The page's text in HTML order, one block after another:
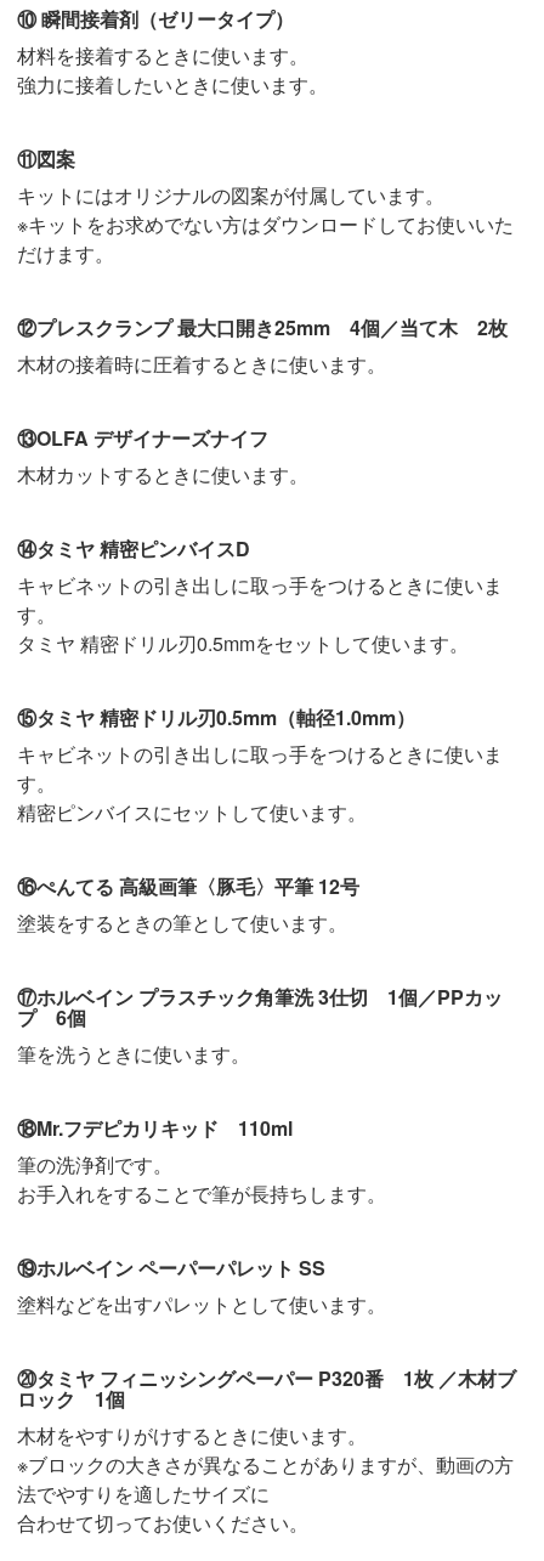
⑩ 瞬間接着剤（ゼリータイプ）
材料を接着するときに使います。
強力に接着したいときに使います。
⑪図案
キットにはオリジナルの図案が付属しています。
※キットをお求めでない方はダウンロードしてお使いいた
だけます。
⑫プレスクランプ 最大口開き25mm 4個／当て木 2枚
木材の接着時に圧着するときに使います。
⑬OLFA デザイナーズナイフ
木材カットするときに使います。
⑭タミヤ 精密ピンバイスD
キャビネットの引き出しに取っ手をつけるときに使いま
す。
タミヤ 精密ドリル刃0.5mmをセットして使います。
⑮タミヤ 精密ドリル刃0.5mm（軸径1.0mm）
キャビネットの引き出しに取っ手をつけるときに使いま
す。
精密ピンバイスにセットして使います。
⑯ぺんてる 高級画筆〈豚毛〉平筆 12号
塗装をするときの筆として使います。
⑰ホルベイン プラスチック角筆洗 3仕切 1個／PPカッ
プ 6個
筆を洗うときに使います。
⑱Mr.フデピカリキッド 110ml
筆の洗浄剤です。
お手入れをすることで筆が長持ちします。
⑲ホルベイン ペーパーパレット SS
塗料などを出すパレットとして使います。
⑳タミヤ フィニッシングペーパー P320番 1枚 ／木材ブ
ロック 1個
木材をやすりがけするときに使います。
※ブロックの大きさが異なることがありますが、動画の方
法でやすりを適したサイズに
合わせて切ってお使いください。